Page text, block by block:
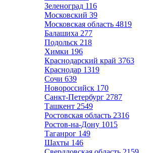
Зеленоград 116
Московский 39
Московская область 4819
Балашиха 277
Подольск 218
Химки 196
Краснодарский край 3763
Краснодар 1319
Сочи 639
Новороссийск 170
Санкт-Петербург 2787
Ташкент 2549
Ростовская область 2316
Ростов-на-Дону 1015
Таганрог 149
Шахты 146